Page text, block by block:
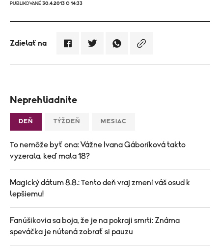
PUBLIKOVANÉ 30.4.2013 O 14:33
Zdielať na
Neprehliadnite
DEŇ TÝŽDEŇ MESIAC
To nemôže byť ona: Vážne Ivana Gáboríková takto
vyzerala, keď mala 18?
Magický dátum 8.8.: Tento deň vraj zmení váš osud k
lepšiemu!
Fanúšikovia sa boja, že je na pokraji smrti: Známa
speváčka je nútená zobrať si pauzu